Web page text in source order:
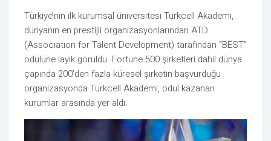
Türkiye’nin ilk kurumsal üniversitesi Turkcell Akademi,
dünyanın en prestijli organizasyonlarından ATD
(Association for Talent Development) tarafından “BEST”
ödülüne layık görüldü. Fortune 500 şirketleri dahil dünya
çapında 200’den fazla küresel şirketin başvurduğu
organizasyonda Turkcell Akademi, ödül kazanan
kurumlar arasında yer aldı.